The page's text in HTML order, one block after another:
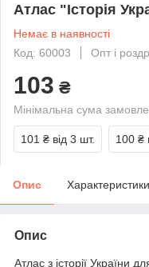
Атлас "Історія
Немає в наявності
Код: 60003
Опт і
103 ₴
Мінімальна сума
101 ₴ від 3 шт. 100 ₴
Опис Характеристики
Опис
Атлас з історії України